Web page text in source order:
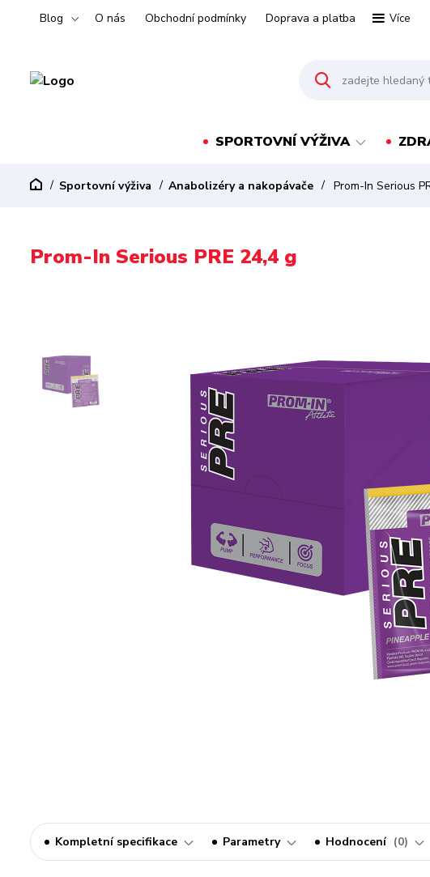
Blog O nás Obchodní podmínky Doprava a platba Více
SPORTOVNÍ VÝŽIVA
Sportovní výživa Anabolizéry a nakopávače Prom-In Serious
Prom-In Serious PRE 24,4 g
Kompletní specifikace Parametry Hodnocení 0